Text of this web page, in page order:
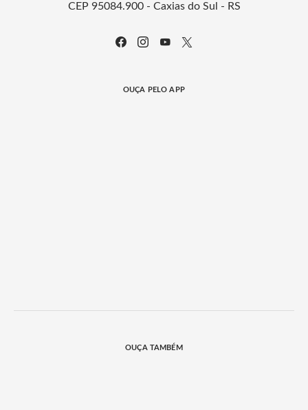
CEP 95084.900 - Caxias do Sul - RS
OUÇA PELO APP
OUÇA TAMBÉM